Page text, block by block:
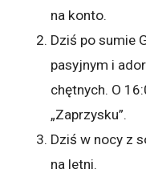
na konto.
Dziś po sumie
pasyjnym i
chętnych. O
„Zaprzysku”.
Dziś w nocy z
na letni.